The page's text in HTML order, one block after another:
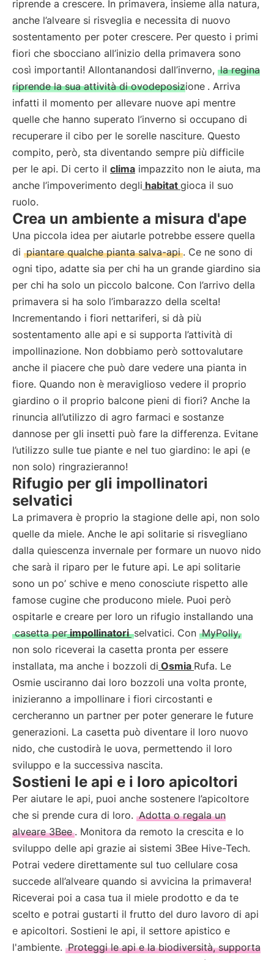
riprende a crescere. In primavera, insieme alla natura,
anche l’alveare si risveglia e necessita di nuovo
sostentamento per poter crescere. Per questo i primi
fiori che sbocciano all’inizio della primavera sono
così importanti! Allontanandosi dall’inverno, la regina
riprende la sua attività di ovodeposizione . Arriva
infatti il momento per allevare nuove api mentre
quelle che hanno superato l’inverno si occupano di
recuperare il cibo per le sorelle nasciture. Questo
compito, però, sta diventando sempre più difficile
per le api. Di certo il clima impazzito non le aiuta, ma
anche l’impoverimento degli habitat gioca il suo
ruolo.
Crea un ambiente a misura d'ape
Una piccola idea per aiutarle potrebbe essere quella
di piantare qualche pianta salva-api . Ce ne sono di
ogni tipo, adatte sia per chi ha un grande giardino sia
per chi ha solo un piccolo balcone. Con l’arrivo della
primavera si ha solo l’imbarazzo della scelta!
Incrementando i fiori nettariferi, si dà più
sostentamento alle api e si supporta l’attività di
impollinazione. Non dobbiamo però sottovalutare
anche il piacere che può dare vedere una pianta in
fiore. Quando non è meraviglioso vedere il proprio
giardino o il proprio balcone pieni di fiori? Anche la
rinuncia all’utilizzo di agro farmaci e sostanze
dannose per gli insetti può fare la differenza. Evitane
l’utilizzo sulle tue piante e nel tuo giardino: le api (e
non solo) ringrazieranno!
Rifugio per gli impollinatori
selvatici
La primavera è proprio la stagione delle api, non solo
quelle da miele. Anche le api solitarie si risvegliano
dalla quiescenza invernale per formare un nuovo nido
che sarà il riparo per le future api. Le api solitarie
sono un po’ schive e meno conosciute rispetto alle
famose cugine che producono miele. Puoi però
ospitarle e creare per loro un rifugio installando una
casetta perimpollinatori selvatici. Con MyPolly,
non solo riceverai la casetta pronta per essere
installata, ma anche i bozzoli di Osmia Rufa. Le
Osmie usciranno dai loro bozzoli una volta pronte,
inizieranno a impollinare i fiori circostanti e
cercheranno un partner per poter generare le future
generazioni. La casetta può diventare il loro nuovo
nido, che custodirà le uova, permettendo il loro
sviluppo e la successiva nascita.
Sostieni le api e i loro apicoltori
Per aiutare le api, puoi anche sostenere l’apicoltore
che si prende cura di loro. Adotta o regala un
alveare 3Bee . Monitora da remoto la crescita e lo
sviluppo delle api grazie ai sistemi 3Bee Hive-Tech.
Potrai vedere direttamente sul tuo cellulare cosa
succede all’alveare quando si avvicina la primavera!
Riceverai poi a casa tua il miele prodotto e da te
scelto e potrai gustarti il frutto del duro lavoro di api
e apicoltori. Sostieni le api, il settore apistico e
l'ambiente. Proteggi le api e la biodiversità, supporta